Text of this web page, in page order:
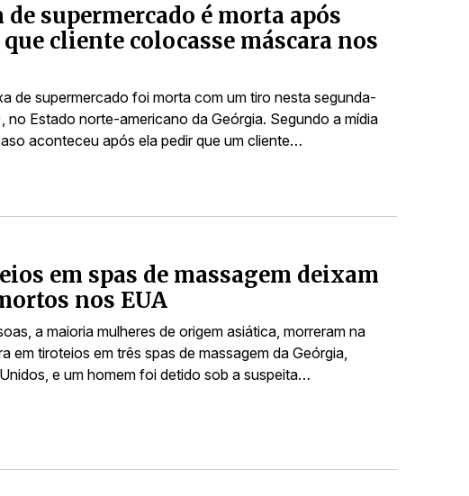
de supermercado é morta após
cliente colocasse máscara nos
de supermercado foi morta com um tiro nesta segunda-
no Estado norte-americano da Geórgia. Segundo a mídia
aconteceu após ela pedir que um cliente…
em spas de massagem deixam
nos EUA
a maioria mulheres de origem asiática, morreram na
em tiroteios em três spas de massagem da Geórgia,
e um homem foi detido sob a suspeita…